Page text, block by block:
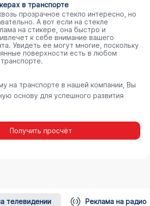
в транспорте
прозрачное стекло интересно, но
А вот если на стекле
на стикере, она быстро и
к себе внимание вашего
Увидеть ее могут многие, поскольку
поверхности есть в любом
на транспорте в нашей компании, Вы
основу для успешного развития
Получить просчёт
телевидении Реклама на радио